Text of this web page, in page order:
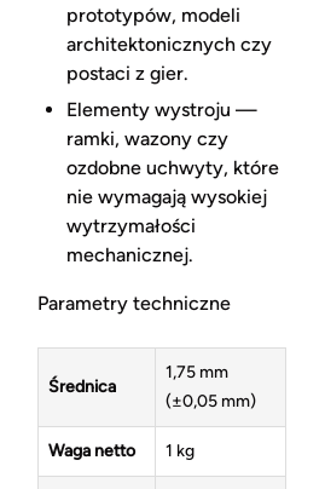
prototypów, modeli
architektonicznych czy
postaci z gier.
Elementy wystroju —
ramki, wazony czy
ozdobne uchwyty, które
nie wymagają wysokiej
wytrzymałości
mechanicznej.
Parametry techniczne
Średnica
1,75 mm
(±0,05 mm)
Waga netto 1 kg